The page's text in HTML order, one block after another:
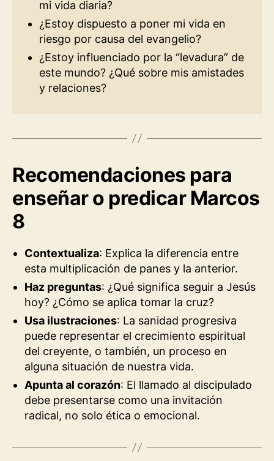
mi vida diaria?
¿Estoy dispuesto a poner mi vida en
riesgo por causa del evangelio?
¿Estoy influenciado por la “levadura” de
este mundo? ¿Qué sobre mis amistades
y relaciones?
Recomendaciones para
enseñar o predicar Marcos
8
Contextualiza: Explica la diferencia entre
esta multiplicación de panes y la anterior.
Haz preguntas: ¿Qué significa seguir a Jesús
hoy? ¿Cómo se aplica tomar la cruz?
Usa ilustraciones: La sanidad progresiva
puede representar el crecimiento espiritual
del creyente, o también, un proceso en
alguna situación de nuestra vida.
Apunta al corazón: El llamado al discipulado
debe presentarse como una invitación
radical, no solo ética o emocional.